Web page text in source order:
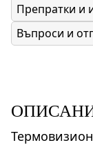
Препратки и
Въпроси и